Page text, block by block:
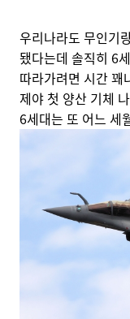
우리나라도 무인기
됐다는데 솔직히 6
따라가려면 시간 꽤
제야 첫 양산 기체
6세대는 또 어느 세